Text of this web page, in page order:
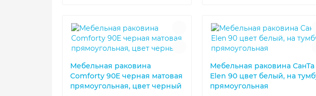
Мебельная раковина
Comforty 90E черная матовая
прямоугольная, цвет черный
Мебельная раковина СанТа
Elen 90 цвет белый, на
прямоугольная